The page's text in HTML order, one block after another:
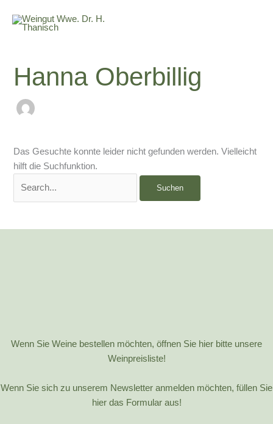
Inhalt
Hanna Oberbillig
Das Gesuchte konnte leider nicht gefunden werden. Vielleicht
hilft die Suchfunktion.
nach:
Wenn Sie Weine bestellen möchten, öffnen Sie hier bitte unsere
Weinpreisliste!
Wenn Sie sich zu unserem Newsletter anmelden möchten, füllen Sie
hier das Formular aus!